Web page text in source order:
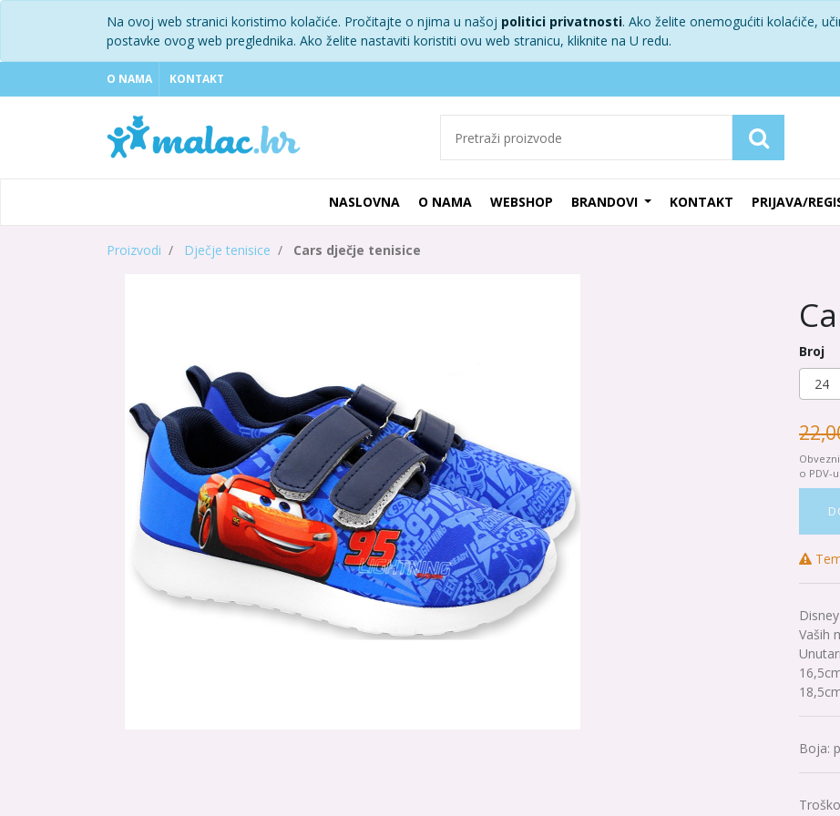
Na ovoj web stranici koristimo kolačiće. Pročitajte o njima u našoj politici privatnosti. Ako želite onemogućiti kolaćiče,
postavke ovog web preglednika. Ako želite nastaviti koristiti ovu web stranicu, kliknite na U redu.
O NAMA KONTAKT
NASLOVNA O NAMA WEBSHOP BRANDOVI KONTAKT PRIJAVA/
Proizvodi Dječje tenisice Cars dječje tenisice
Broj
o PDV-u.
Vaših
Boja: